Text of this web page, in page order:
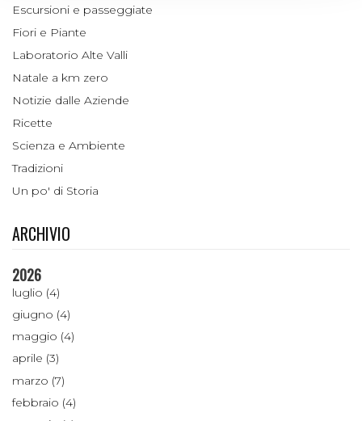
Escursioni e passeggiate
Fiori e Piante
Laboratorio Alte Valli
Natale a km zero
Notizie dalle Aziende
Ricette
Scienza e Ambiente
Tradizioni
Un po' di Storia
ARCHIVIO
2026
luglio (4)
giugno (4)
maggio (4)
aprile (3)
marzo (7)
febbraio (4)